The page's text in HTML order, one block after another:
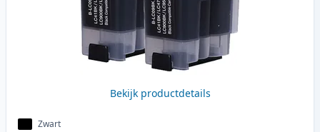
Bekijk productdetails
Zwart